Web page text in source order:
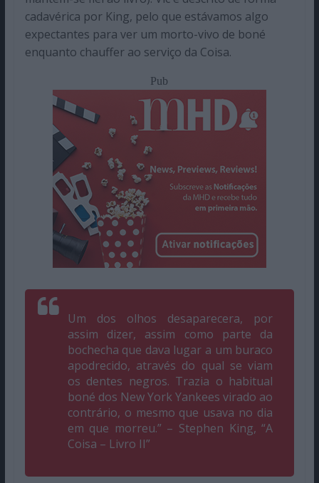
cadavérica por King, pelo que estávamos algo
expectantes para ver um morto-vivo de boné
enquanto chauffer ao serviço da Coisa.
Pub
Um dos olhos desaparecera, por
assim dizer, assim como parte da
bochecha que dava lugar a um buraco
apodrecido, através do qual se viam
os dentes negros. Trazia o habitual
boné dos New York Yankees virado ao
contrário, o mesmo que usava no dia
em que morreu.” – Stephen King, “A
Coisa – Livro II”